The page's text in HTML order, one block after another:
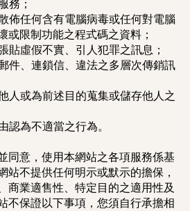
佈任何含有電腦病毒或任何對電腦
或限制功能之程式碼之資料；
貼虛假不實、引人犯罪之訊息；
件、連鎖信、違法之多層次傳銷訊
人或為前述目的蒐集或儲存他人之
認為不適當之行為。
同意，使用本網站之各項服務係基
站不提供任何明示或默示的擔保，
商業適售性、特定目的之適用性及
不保證以下事項，您須自行承擔相